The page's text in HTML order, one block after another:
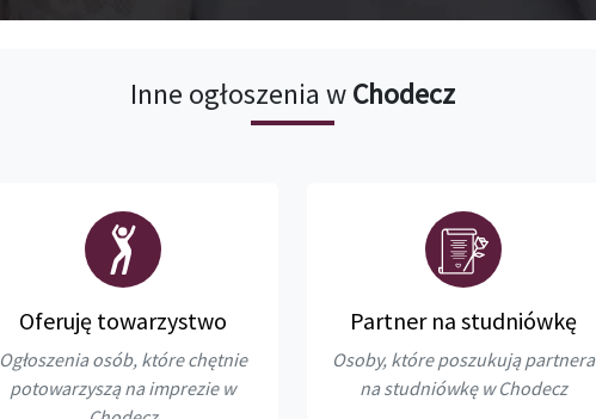
Inne ogłoszenia wChodecz
Oferuję towarzystwo
Ogłoszenia osób, które chętnie
potowarzyszą na imprezie w
Partner na studniówkę
Osoby, które poszukują partnera
na studniówkę w Chodecz